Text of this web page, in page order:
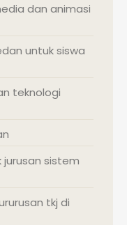
dan animasi
untuk siswa
teknologi
sistem
tkj di